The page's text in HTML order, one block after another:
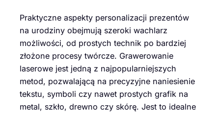
Praktyczne aspekty personalizacji prezentów
na urodziny obejmują szeroki wachlarz
możliwości, od prostych technik po bardziej
złożone procesy twórcze. Grawerowanie
laserowe jest jedną z najpopularniejszych
metod, pozwalającą na precyzyjne naniesienie
tekstu, symboli czy nawet prostych grafik na
metal, szkło, drewno czy skórę. Jest to idealne